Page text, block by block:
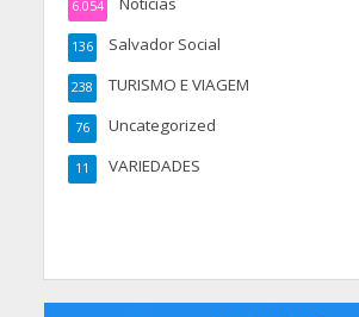
6.054
Salvador Social
136
TURISMO E VIAGEM
238
Uncategorized
76
VARIEDADES
11